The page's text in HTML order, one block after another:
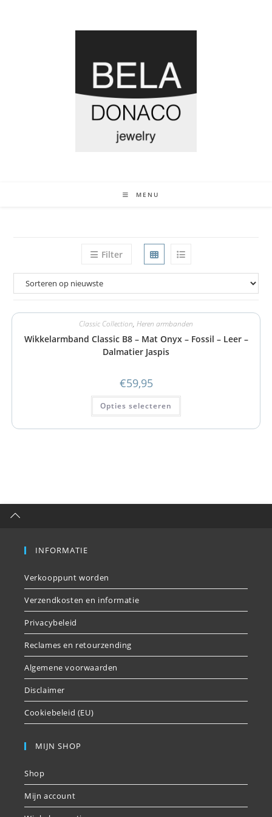
MENU
Filter
Classic Collection, Heren armbanden
Wikkelarmband Classic B8 – Mat Onyx – Fossil – Leer –
Dalmatier Jaspis
€59,95
Opties selecteren
INFORMATIE
Verkooppunt worden
Verzendkosten en informatie
Privacybeleid
Reclames en retourzending
Algemene voorwaarden
Disclaimer
Cookiebeleid (EU)
MIJN SHOP
Shop
Mijn account